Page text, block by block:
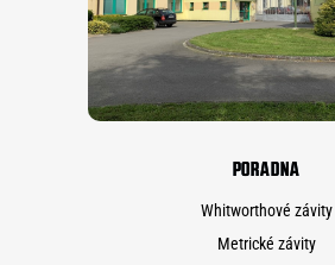
PORADNA
Whitworthové závity
Metrické závity